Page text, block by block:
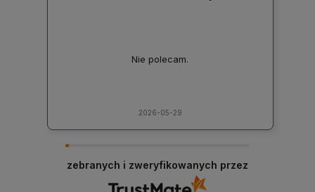
Nie polecam.
2026-05-29
zebranych i zweryfikowanych przez